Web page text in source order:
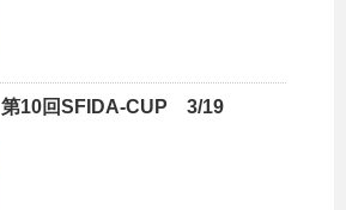
第10回SFIDA-CUP 3/19